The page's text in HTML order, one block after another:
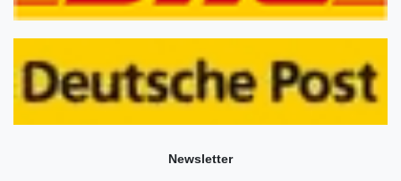
Newsletter